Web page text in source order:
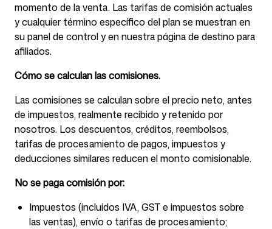
momento de la venta. Las tarifas de comisión actuales
y cualquier término específico del plan se muestran en
su panel de control y en nuestra página de destino para
afiliados.
Cómo se calculan las comisiones.
Las comisiones se calculan sobre el precio neto, antes
de impuestos, realmente recibido y retenido por
nosotros. Los descuentos, créditos, reembolsos,
tarifas de procesamiento de pagos, impuestos y
deducciones similares reducen el monto comisionable.
No se paga comisión por:
Impuestos (incluidos IVA, GST e impuestos sobre
las ventas), envío o tarifas de procesamiento;